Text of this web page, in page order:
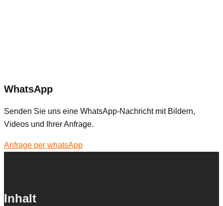
WhatsApp
Senden Sie uns eine WhatsApp-Nachricht mit Bildern,
Videos und Ihrer Anfrage.
Anfrage per whatsApp
Inhalt